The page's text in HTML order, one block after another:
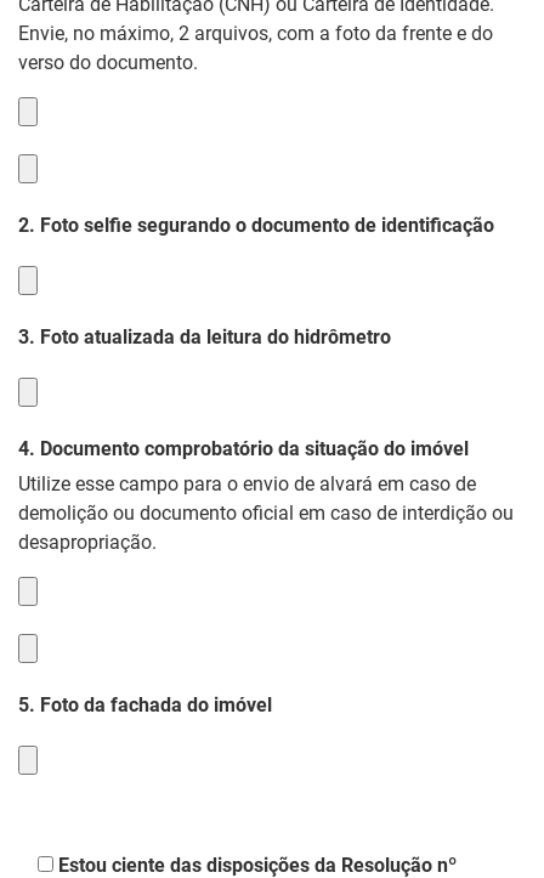
Envie, no máximo, 2 arquivos, com a foto da frente e do
verso do documento.
2. Foto selfie segurando o documento de identificação
3. Foto atualizada da leitura do hidrômetro
4. Documento comprobatório da situação do imóvel
Utilize esse campo para o envio de alvará em caso de
demolição ou documento oficial em caso de interdição ou
desapropriação.
5. Foto da fachada do imóvel
Estou ciente das disposições da Resolução nº